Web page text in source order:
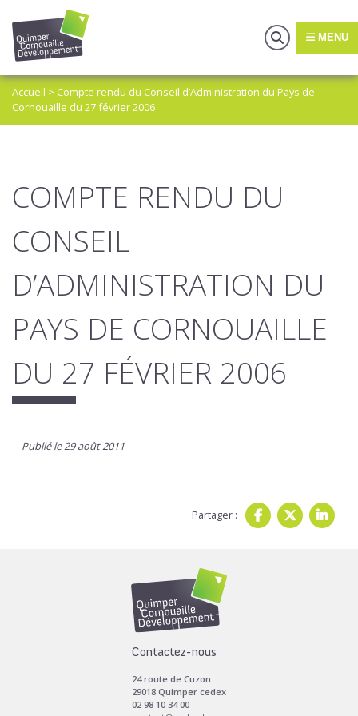
MENU
Accueil > Compte rendu du Conseil d’Administration du Pays de
Cornouaille du 27 février 2006
COMPTE RENDU DU
CONSEIL
D’ADMINISTRATION DU
PAYS DE CORNOUAILLE
DU 27 FÉVRIER 2006
Publié le 29 août 2011
Partager :
Contactez-nous
24 route de Cuzon
29018 Quimper cedex
02 98 10 34 00